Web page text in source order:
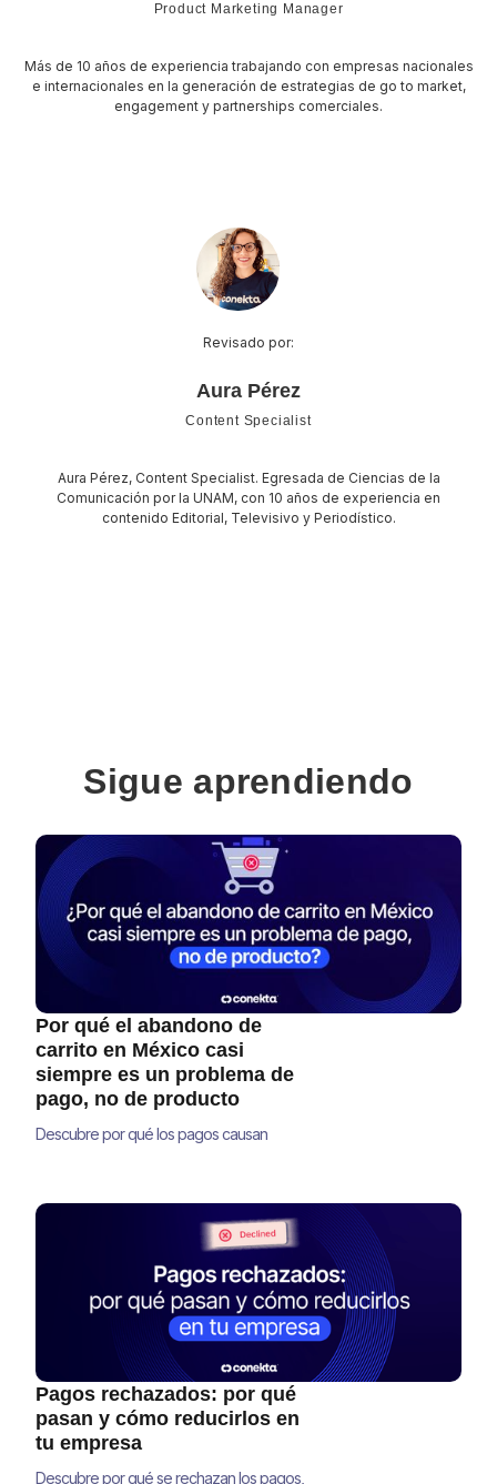
Product Marketing Manager
Más de 10 años de experiencia trabajando con empresas nacionales
e internacionales en la generación de estrategias de go to market,
engagement y partnerships comerciales.
Revisado por:
Aura Pérez
Content Specialist
Aura Pérez, Content Specialist. Egresada de Ciencias de la
Comunicación por la UNAM, con 10 años de experiencia en
contenido Editorial, Televisivo y Periodístico.
Sigue aprendiendo
Por qué el abandono de
carrito en México casi
siempre es un problema de
pago, no de producto
Descubre por qué los pagos causan
y aumentar tu conversión
Pagos rechazados: por qué
pasan y cómo reducirlos en
tu empresa
Descubre por qué se rechazan los pagos,